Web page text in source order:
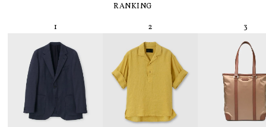
RANKING